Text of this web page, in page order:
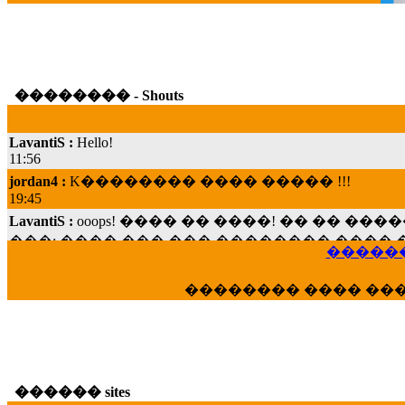
�������� - Shouts
11:56
jordan4 :
19:45
LavantiS :
���; ���� ��� ��� �������� ����
15:07
���� ����� ��������
LavantiS :����� ���� ������� ���
veronica :
E���� 2012 ��� ����� ���
�������� ����
������ sites